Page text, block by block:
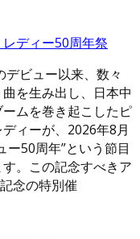
レディー50周年祭
デビュー以来、数々
を生み出し、日本中
ムを巻き起こしたピ
ィーが、2026年8月
ー50周年”という節目
す。この記念すべきア
念の特別催